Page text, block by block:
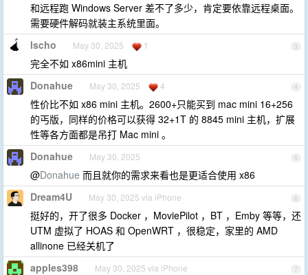
和远程跑 Windows Server 差不了多少，肯定要依靠远程桌面。
需要硬件解码就装主系统里面。
3
lscho May 30, 2025 1
完全不如 x86mini 主机
4
Donahue May 30, 2025 4
性价比不如 x86 mini 主机。2600+只能买到 mac mini 16+256
的丐版，同样的价格可以获得 32+1T 的 8845 mini 主机，扩展
性等各方面都是吊打 Mac mini 。
5
Donahue May 30, 2025
@Donahue 而且就你的需求来看也是更适合使用 x86
6
Dream4U May 30, 2025 via iPhone
挺好的，开了很多 Docker ，MoviePilot ，BT ，Emby 等等，还
UTM 虚拟了 HOAS 和 OpenWRT ，很稳定，家里的 AMD
allinone 已经关机了
7
apples398 May 30, 2025 via iPhone